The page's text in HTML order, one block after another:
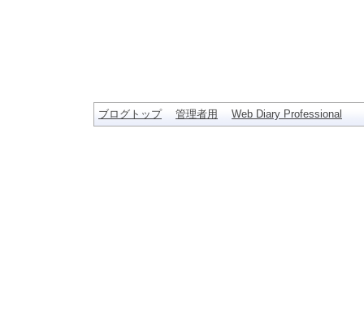
ブログトップ 管理者用 Web Diary Professional